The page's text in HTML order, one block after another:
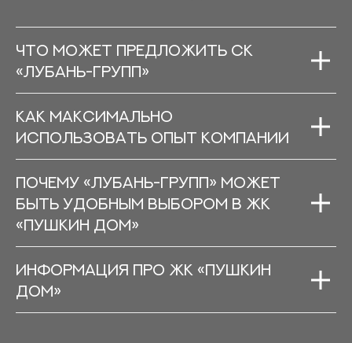
Что может предложить СК
«ЛуБань-Групп»
Как максимально
использовать опыт компании
Почему «ЛуБань-Групп» может
быть удобным выбором в ЖК
«Пушкин дом»
Информация про ЖК «Пушкин
дом»